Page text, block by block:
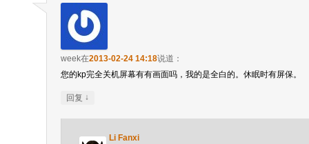
week在2013-02-24 14:18说道：
您的kp完全关机屏幕有有画面吗，我的是全白的。休眠时有屏保。
回复 ↓
Li Fanxi